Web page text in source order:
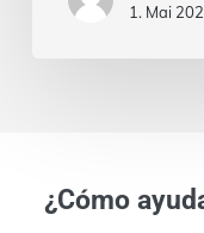
1. Mai
¿Cómo